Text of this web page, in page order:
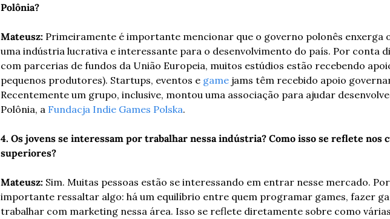
Polônia?
Mateusz: Primeiramente é importante mencionar que o governo polonês enxerga
uma indústria lucrativa e interessante para o desenvolvimento do país. Por conta
com parcerias de fundos da União Europeia, muitos estúdios estão recebendo
pequenos produtores). Startups, eventos e game jams têm recebido apoio
Recentemente um grupo, inclusive, montou uma associação para ajudar
Polônia, a Fundacja Indie Games Polska.
4. Os jovens se interessam por trabalhar nessa indústria? Como isso se reflete nos
superiores?
Mateusz: Sim. Muitas pessoas estão se interessando em entrar nesse mercado.
importante ressaltar algo: há um equilíbrio entre quem programar games, fazer
trabalhar com marketing nessa área. Isso se reflete diretamente sobre como